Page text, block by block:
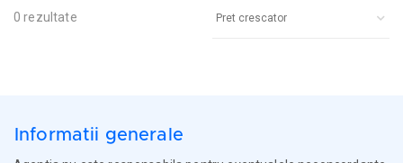
0 rezultate
Informatii generale